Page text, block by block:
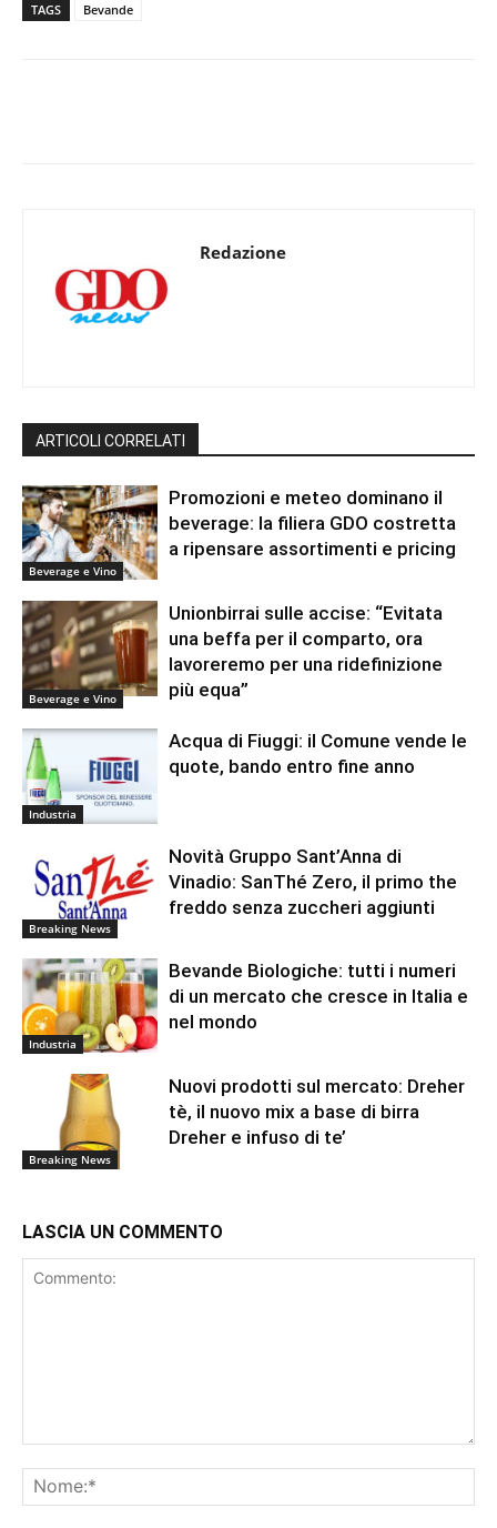
TAGS Bevande
Redazione
ARTICOLI CORRELATI
Beverage e Vino
Promozioni e meteo dominano il
beverage: la filiera GDO costretta
a ripensare assortimenti e pricing
Beverage e Vino
Unionbirrai sulle accise: “Evitata
una beffa per il comparto, ora
lavoreremo per una ridefinizione
più equa”
Industria
Acqua di Fiuggi: il Comune vende le
quote, bando entro fine anno
Breaking News
Novità Gruppo Sant’Anna di
Vinadio: SanThé Zero, il primo the
freddo senza zuccheri aggiunti
Industria
Bevande Biologiche: tutti i numeri
di un mercato che cresce in Italia e
nel mondo
Breaking News
Nuovi prodotti sul mercato: Dreher
tè, il nuovo mix a base di birra
Dreher e infuso di te’
LASCIA UN COMMENTO